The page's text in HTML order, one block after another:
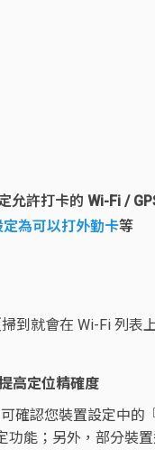
許打卡的 Wi-Fi /
為可以打外勤卡等
到就會在 Wi-Fi 列表
高定位精確度
認您裝置設定中的
能；另外，部分裝